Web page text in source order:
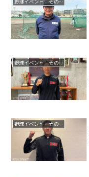
野球イベント・その他
野球イベント・その他
野球イベント・その他